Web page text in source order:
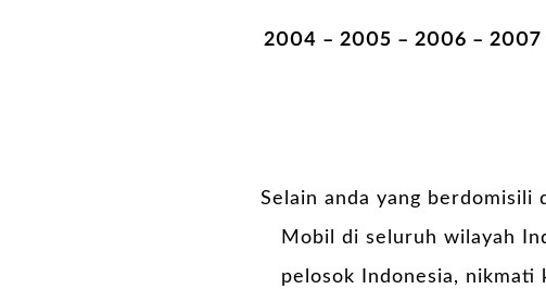
2004 – 2005 – 2006 – 2007
Selain anda yang berdomisili
Mobil di seluruh wilayah
pelosok Indonesia, nikmati